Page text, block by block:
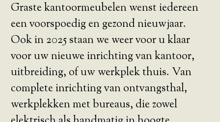
Graste kantoormeubelen wenst iedereen
een voorspoedig en gezond nieuwjaar.
Ook in 2025 staan we weer voor u klaar
voor uw nieuwe inrichting van kantoor,
uitbreiding, of uw werkplek thuis. Van
complete inrichting van ontvangsthal,
werkplekken met bureaus, die zowel